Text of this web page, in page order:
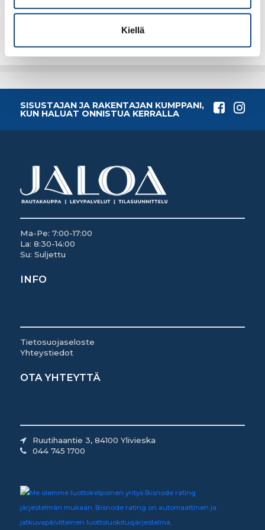
Kiellä
SISUSTAJAN JA RAKENTAJAN KUMPPANI,
KUN HALUAT ONNISTUA KERRALLA
Ma-Pe: 7:00-17:00
La: 8:30-14:00
Su: Suljettu
INFO
Tietosuojaseloste
Yhteystiedot
OTA YHTEYTTÄ
Ruutihaantie 3, 84100 Ylivieska
044 745 1700